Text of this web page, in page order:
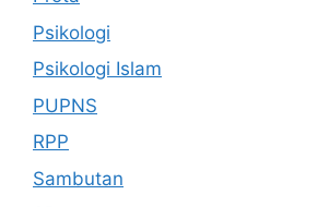
Psikologi
Psikologi Islam
PUPNS
RPP
Sambutan